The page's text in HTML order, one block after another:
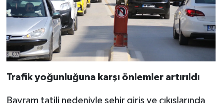
Trafik yoğunluğuna karşı önlemler artırıldı
Bayram tatili nedeniyle şehir giriş ve çıkışlarında